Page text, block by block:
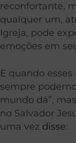
reconfortante,
qualquer um,
Igreja, pode
emoções em
E quando
sempre
mundo dá”,
no Salvador
uma vez disse: